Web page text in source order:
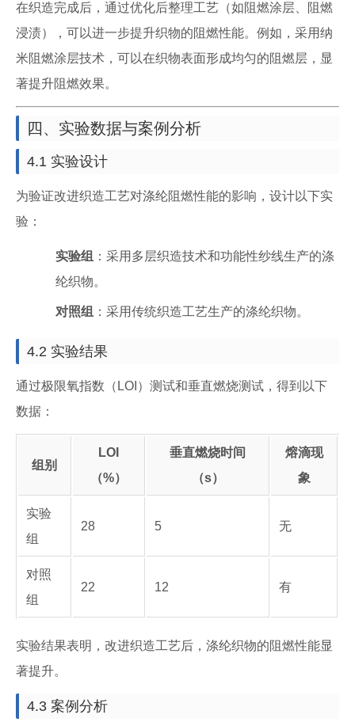
在织造完成后，通过优化后整理工艺（如阻燃涂层、阻燃
浸渍），可以进一步提升织物的阻燃性能。例如，采用纳
米阻燃涂层技术，可以在织物表面形成均匀的阻燃层，显
著提升阻燃效果。
四、实验数据与案例分析
4.1 实验设计
为验证改进织造工艺对涤纶阻燃性能的影响，设计以下实
验：
实验组 ：采用多层织造技术和功能性纱线生产的涤
纶织物。
对照组 ：采用传统织造工艺生产的涤纶织物。
4.2 实验结果
通过极限氧指数（LOI）测试和垂直燃烧测试，得到以下
数据：
组别
LOI
（%）
垂直燃烧时间
（s）
熔滴现
象
实验
组
28 5 无
对照
组
22 12 有
实验结果表明，改进织造工艺后，涤纶织物的阻燃性能显
著提升。
4.3 案例分析